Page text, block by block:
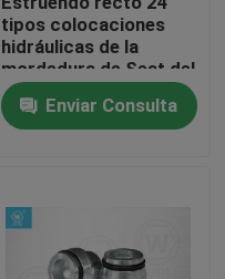
tipos colocaciones
hidráulicas de la
mordedura de Seat del
cono del grado de los
conectores de la
manguera
Enviar Consulta